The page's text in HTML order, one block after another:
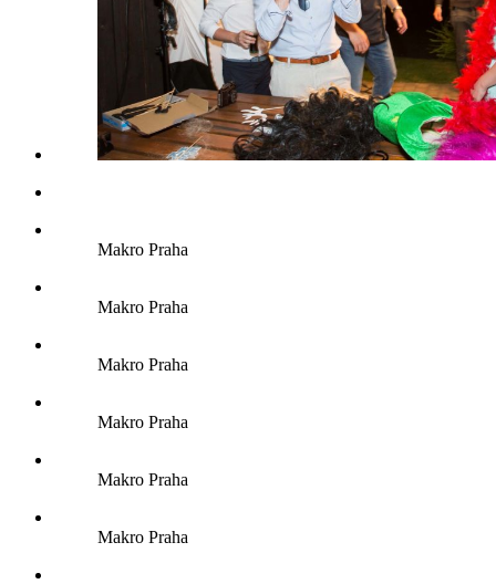
Makro Praha
Makro Praha
Makro Praha
Makro Praha
Makro Praha
Makro Praha